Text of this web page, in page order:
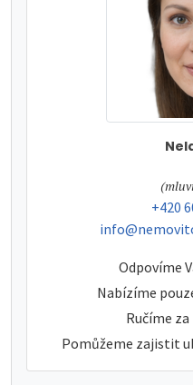
tel:
tel:
+420
e-mail:
Odpovíme
Nabízíme
Ručíme
Pomůžeme zajistit